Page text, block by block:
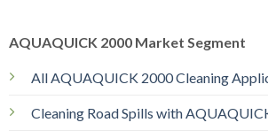
AQUAQUICK 2000 Market Segment
All AQUAQUICK 2000 Cleaning
Cleaning Road Spills with